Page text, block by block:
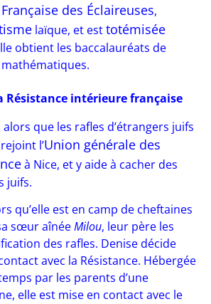
des Éclaireuses,
laïque, et esttotémisée
obtient les baccalauréats de
Résistance intérieure française
alors que les rafles d’étrangers juifs
l’Union générale des
à Nice, et y aide à cacher des
juifs.
qu’elle est en camp de cheftaines
sœur aînéeMilou, leur père les
des rafles. Denise décide
avec la Résistance. Hébergée
par les parents d’une
elle est mise en contact avec le